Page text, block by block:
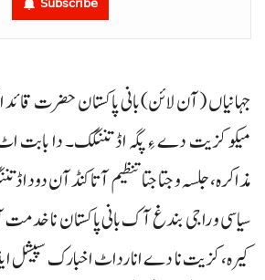
Subscribe
میکو کزیت دے ءِ پگہ اڈ تننگک۔ دا بابت
مذاکرہ، جلسہ و جتا جتا تنظیم آتا کنڈآن دود
سیاسی و راجی بندغ آک بانی پاکستان نا
کیرہ، کزیت نا دے انا رداٹ اخبارک